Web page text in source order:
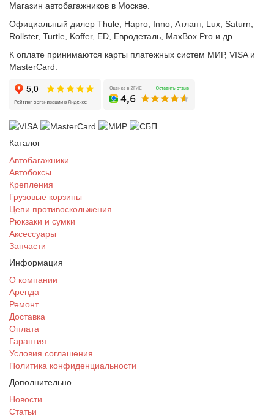
Магазин автобагажников в Москве.
Официальный дилер Thule, Hapro, Inno, Атлант, Lux, Saturn,
Rollster, Turtle, Koffer, ED, Евродеталь, MaxBox Pro и др.
К оплате принимаются карты платежных систем МИР, VISA и
MasterCard.
Каталог
Автобагажники
Автобоксы
Крепления
Грузовые корзины
Цепи противоскольжения
Рюкзаки и сумки
Аксессуары
Запчасти
Информация
О компании
Аренда
Ремонт
Доставка
Оплата
Гарантия
Условия соглашения
Политика конфиденциальности
Дополнительно
Новости
Статьи